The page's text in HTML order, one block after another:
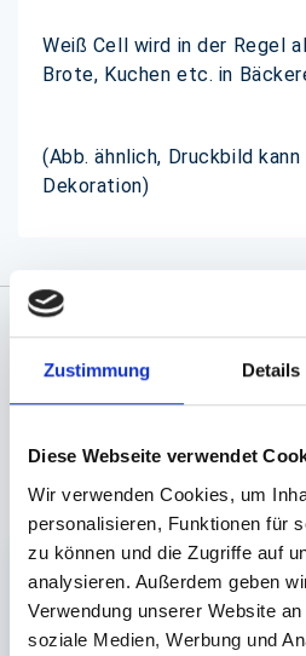
Zustimmung Details
Diese Webseite verwendet
Wir verwenden Cookies, um
personalisieren, Funktionen für
zu können und die Zugriffe auf
analysieren. Außerdem geben
Verwendung unserer Website
soziale Medien, Werbung und
Weiß Cell wird in der Regel
Brote, Kuchen etc. in
(Abb. ähnlich, Druckbild
Dekoration)
Angaben zur
Produktsicherheitsverordnung:
Bullhamm 24-26, D-26441
Unsere Empfehlungen